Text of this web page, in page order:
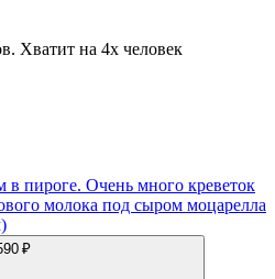
Хватит на 4х человек
пироге. Очень много креветок
молока под сыром моцарелла
₽